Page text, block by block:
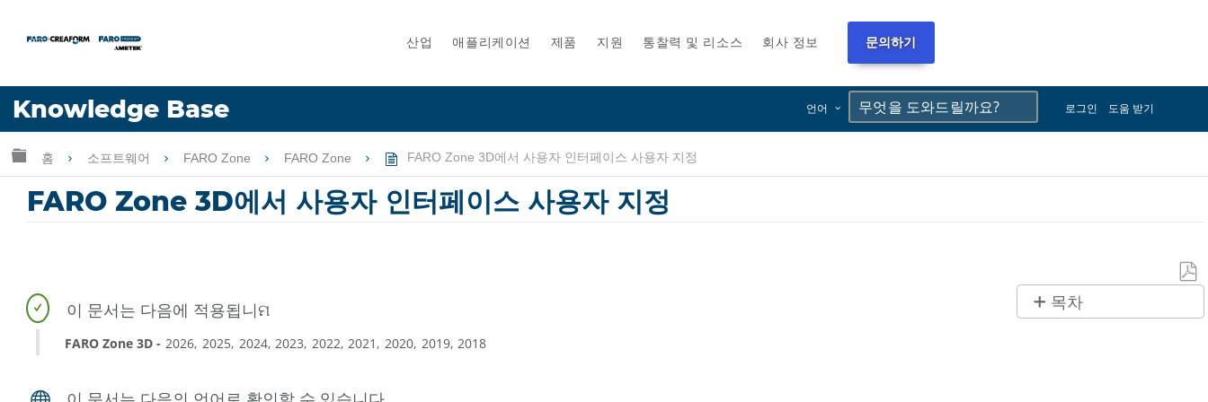
산업 애플리케이션 제품 지원 통찰력 및 리소스 회사 정보 문의하기
Knowledge Base 언어 로그인 도움 받기
언어
글로벌 계층 확장/축소
홈 소프트웨어 FARO Zone FARO Zone FARO Zone 3D에서 사용자 인터페이스 사용자 지정
FARO Zone 3D에서 사용자 인터페이스 사용자 지정
로
목차
FARO Zone 3D 2026 2025 2024 2023 2022 2021 2020 2019 2018